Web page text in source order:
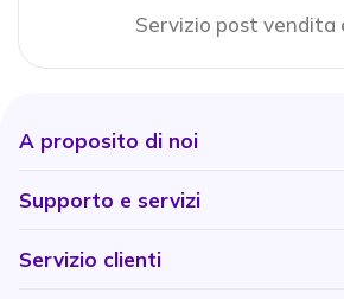
Servizio post vendita
A proposito di noi
Supporto e servizi
Servizio clienti